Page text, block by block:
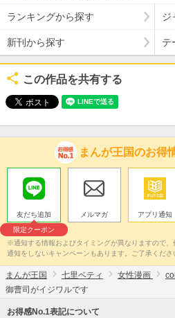
ランキングから探す ジ
新刊から探す テ
この作品を共有する
まんが王国のお得
友だち追加
限定クーポン
メルマガ アプリ通知
※通知する情報およびタイミングが異なりますので
通知をしないキャンペーンもあります。ご了承くださ
まんが王国 七里ベティ 女性漫画
御曹司がイジワルです
お得感No.1表記について